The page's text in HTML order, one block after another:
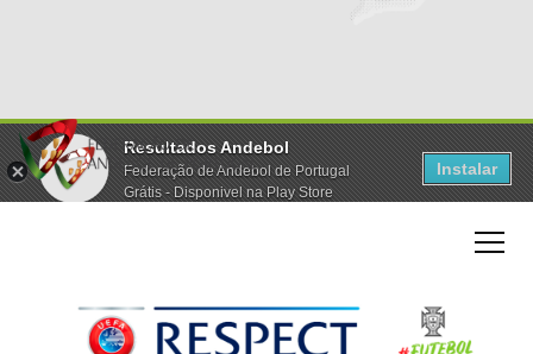
Resultados Andebol
Federação de Andebol de Portugal
Grátis - Disponivel na Play Store
Instalar